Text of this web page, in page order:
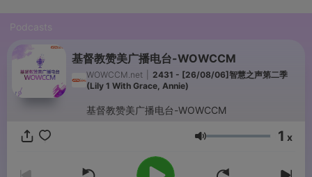
Podcasts
基督教赞美广播电台-WOWCCM
WOWCCM.net
2431 - [26/08/06]智慧之声第二季
(Lily 1 With Grace, Annie)
基督教赞美广播电台-WOWCCM
Volumen 1 x